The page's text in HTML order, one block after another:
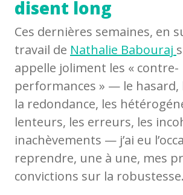
disent long
Ces dernières semaines, en
travail de Nathalie Babouraj
appelle joliment les « contre-
performances » — le hasard,
la redondance, les
lenteurs, les erreurs, les
inachèvements — j’ai eu
reprendre, une à une, mes
convictions sur la robustesse.